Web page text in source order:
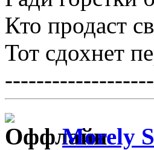
Кто продаст
Тот сдохнет
Morely